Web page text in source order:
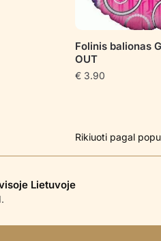
Folinis balionas
OUT
€3.90
Lietuvoje